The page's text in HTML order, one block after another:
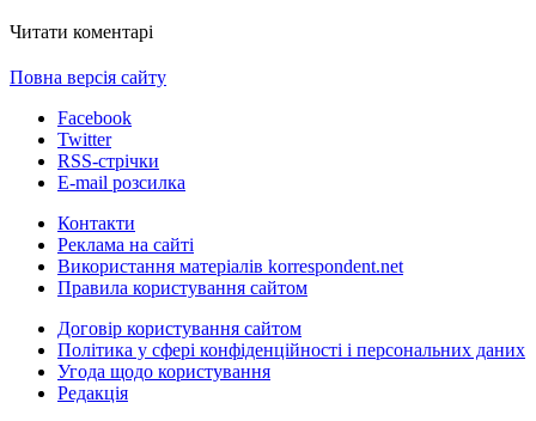
Читати коментарі
Повна версія сайту
Facebook
Twitter
RSS-стрічки
E-mail розсилка
Контакти
Реклама на сайті
Використання матеріалів korrespondent.net
Правила користування сайтом
Договір користування сайтом
Політика у сфері конфіденційності і персональних даних
Угода щодо користування
Редакція